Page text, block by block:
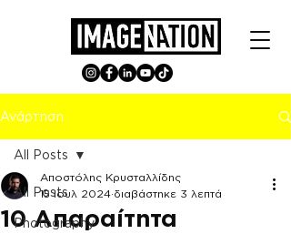
Ανάρτηση
All Posts
Photography
All Posts
10 Απαραίτητα
Αποστόλης Κρυσταλλίδης
15 Ιουλ 2024 διαβάστηκε 3 λεπτά